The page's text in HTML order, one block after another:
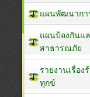
แผนพัฒนากา
แผนป้องกันแ
สาธารณภัย
รายงานเรื่อง
ทุกข์